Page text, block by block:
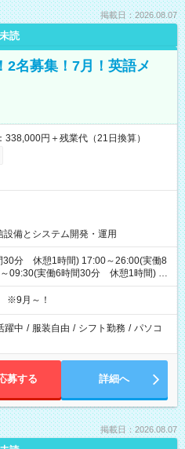
掲載日：2026.08.07
未読
2名募集！7月！英語メ
円＋残業代（21日換算）
備とシステム開発・運用
30分 休憩1時間) 17:00～26:00(実働8
09:30(実働6時間30分 休憩1時間) ※
業時間2.3を連続で行って頂きます
※9月～！
躍中 / 服装自由 / シフト勤務 / パソコ
募する 詳細へ
掲載日：2026.08.07